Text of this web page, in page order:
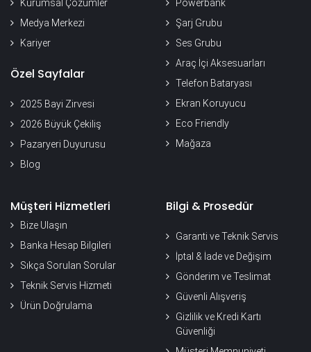
Kurumsal Çözümler
Medya Merkezi
Kariyer
Özel Sayfalar
2025 Bayi Zirvesi
2026 Büyük Çekiliş
Pazaryeri Duyurusu
Blog
Powerbank
Şarj Grubu
Ses Grubu
Araç İçi Aksesuarları
Telefon Bataryası
Ekran Koruyucu
Eco Friendly
Mağaza
Müşteri Hizmetleri
Bize Ulaşın
Banka Hesap Bilgileri
Sıkça Sorulan Sorular
Teknik Servis Hizmeti
Ürün Doğrulama
Bilgi & Prosedür
Garanti ve Teknik Servis
İptal & İade ve Değişim
Gönderim ve Teslimat
Güvenli Alışveriş
Gizlilik ve Kredi Kartı
Güvenliği